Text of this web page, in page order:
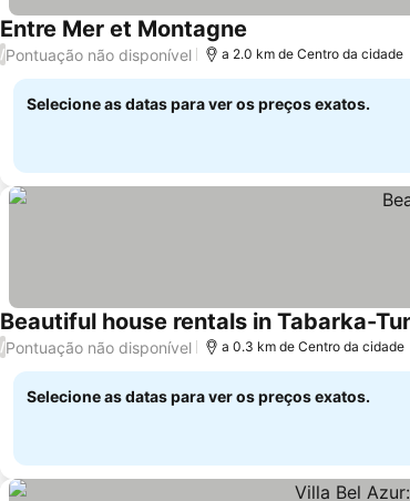
Entre Mer et Montagne
/Pontuação não disponível a 2.0 km de Centro da cidade
Selecione as datas para ver os preços exatos.
Beautiful house rentals in Tabarka-
/Pontuação não disponível a 0.3 km de Centro da cidade
Selecione as datas para ver os preços exatos.